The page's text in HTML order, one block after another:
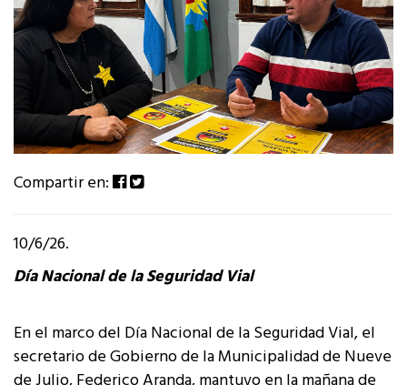
Compartir en:
10/6/26.
Día Nacional de la Seguridad Vial
En el marco del Día Nacional de la Seguridad Vial, el
secretario de Gobierno de la Municipalidad de Nueve